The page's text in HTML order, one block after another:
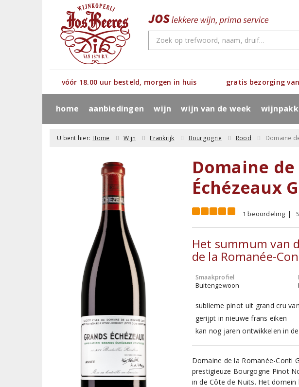
vóór 18.00 uur besteld, morgen in huis gratis bezorging
home aanbiedingen wijn wijn van de week
U bent hier: Home Wijn Frankrijk Bourgogne Rood Domaine
Domaine
Échézeaux
1 beoordeling
Het summum van
de la Romanée-
Smaakprofiel
Buitengewoon
sublieme pinot uit grand cru
gerijpt in nieuwe frans eiken
kan nog jaren ontwikkelen in
Domaine de la Romanée-Conti
prestigieuze Bourgogne Pinot
in de Côte de Nuits. Het